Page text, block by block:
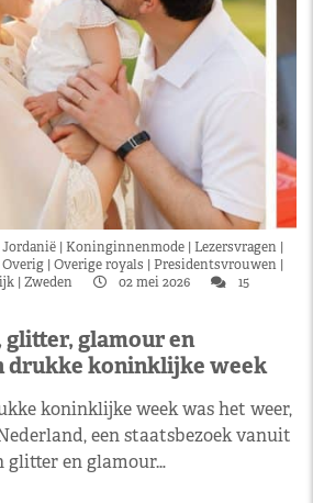
Jordanië Koninginnenmode Lezersvragen
Overig Overige royals
Presidentsvrouwen
Zweden 02 mei 2026
15
glamour en
drukke koninklijke week
koninklijke week was het weer,
een staatsbezoek vanuit
glitter en glamour…